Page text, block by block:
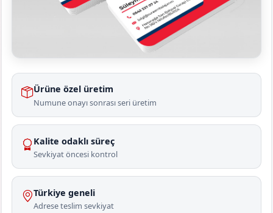
Ürüne özel üretim
Numune onayı sonrası seri üretim
Kalite odaklı süreç
Sevkiyat öncesi kontrol
Türkiye geneli
Adrese teslim sevkiyat